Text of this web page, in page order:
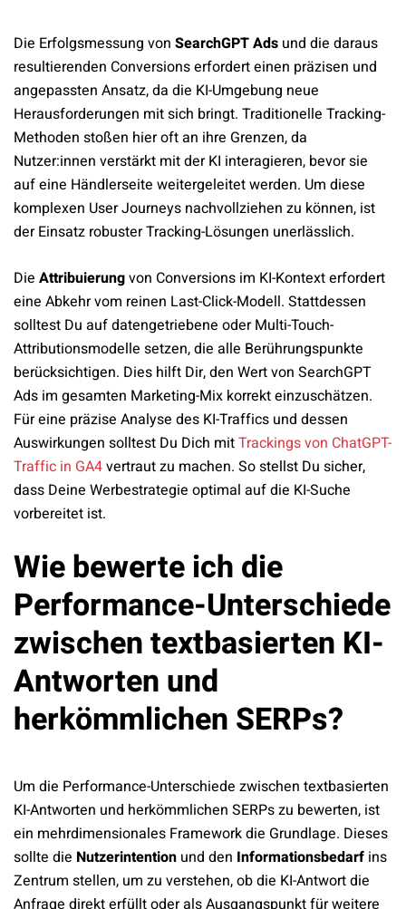
Die Erfolgsmessung von SearchGPT Ads und die daraus
resultierenden Conversions erfordert einen präzisen und
angepassten Ansatz, da die KI-Umgebung neue
Herausforderungen mit sich bringt. Traditionelle Tracking-
Methoden stoßen hier oft an ihre Grenzen, da
Nutzer:innen verstärkt mit der KI interagieren, bevor sie
auf eine Händlerseite weitergeleitet werden. Um diese
komplexen User Journeys nachvollziehen zu können, ist
der Einsatz robuster Tracking-Lösungen unerlässlich.
Die Attribuierungvon Conversions im KI-Kontext erfordert
eine Abkehr vom reinen Last-Click-Modell. Stattdessen
solltest Du auf datengetriebene oder Multi-Touch-
Attributionsmodelle setzen, die alle Berührungspunkte
berücksichtigen. Dies hilft Dir, den Wert von SearchGPT
Ads im gesamten Marketing-Mix korrekt einzuschätzen.
Für eine präzise Analyse des KI-Traffics und dessen
Auswirkungen solltest Du Dich mitTrackings von ChatGPT-
Traffic in GA4vertraut zu machen. So stellst Du sicher,
dass Deine Werbestrategie optimal auf die KI-Suche
vorbereitet ist.
Wie bewerte ich die
Performance-Unterschiede
zwischen textbasierten KI-
Antworten und
herkömmlichen SERPs?
Um die Performance-Unterschiede zwischen textbasierten
KI-Antworten und herkömmlichen SERPs zu bewerten, ist
ein mehrdimensionales Framework die Grundlage. Dieses
sollte die Nutzerintention und den Informationsbedarf ins
Zentrum stellen, um zu verstehen, ob die KI-Antwort die
Anfrage direkt erfüllt oder als Ausgangspunkt für weitere